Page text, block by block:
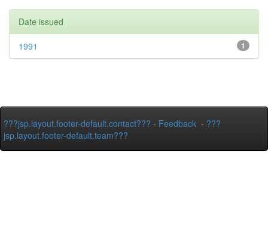
Date issued
1
1991
???jsp.layout.footer-default.contact??? - Feedback - ???
jsp.layout.footer-default.team???